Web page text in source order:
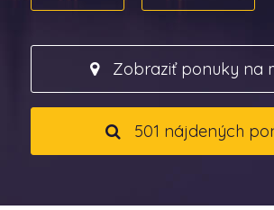
Zobraziť ponuky na
501 nájdených